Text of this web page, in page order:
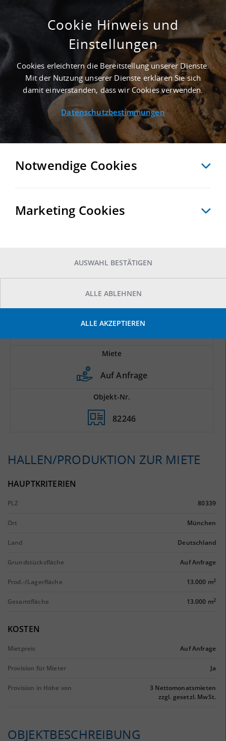
GEPFLEGT - 13.000 M² INDUSTRIEIMMOBILIE
IN MÜNCHEN AN DER AUTOBAHN A 96
Startseite Immobiliensuche Detailansicht
VERGLEICHEN EXPORT PDF
Prod.-/Lagerfläche
Miete
Auf Anfrage
Objekt-Nr.
82246
HALLEN/PRODUKTION ZUR MIETE
HAUPTKRITERIEN
PLZ 80339
Ort München
Land Deutschland
Grundstücksfläche Auf Anfrage
Prod.-/Lagerfläche 13.000 m2
Gesamtfläche 13.000 m2
KOSTEN
Mietpreis Auf Anfrage
Provision für Mieter Ja
Provision in Höhe von
3 Nettomonatsmieten
zzgl. gesetzl. MwSt.
OBJEKTBESCHREIBUNG
Cookie Hinweis und
Einstellungen
Cookies erleichtern die Bereitstellung unserer Dienste.
Mit der Nutzung unserer Dienste erklären Sie sich
damit einverstanden, dass wir Cookies verwenden.
Datenschutzbestimmungen
Notwendige Cookies
Marketing Cookies
AUSWAHL BESTÄTIGEN
ALLE ABLEHNEN
ALLE AKZEPTIEREN